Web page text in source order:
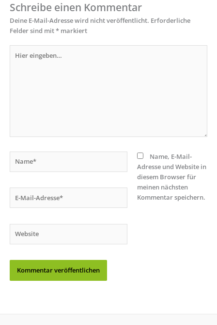
Schreibe einen Kommentar
Deine E-Mail-Adresse wird nicht veröffentlicht. Erforderliche
Felder sind mit* markiert
eingeben…
Mail-
Name, E-Mail-
Adresse und Website in
diesem Browser für
meinen nächsten
Kommentar speichern.